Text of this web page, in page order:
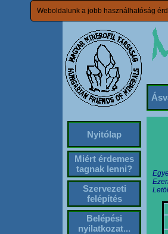
Weboldalunk a jobb használhatóság
Nyitólap
Miért érdemes
tagnak lenni?
Szervezeti
felépítés
Belépési
nyilatkozat...